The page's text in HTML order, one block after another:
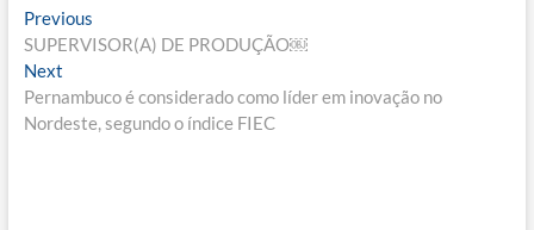
Navegação
de
Post
PreviousPrevious
post:
SUPERVISOR(A) DE PRODUÇÃO￼
NextNext
post:
Pernambuco é considerado como líder em inovação no
Nordeste, segundo o índice FIEC